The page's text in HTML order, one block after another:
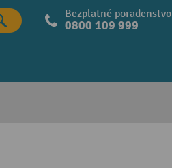
Bezplatné poradenstvo
0800 109 999